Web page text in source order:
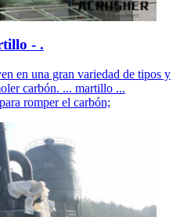
- .
en una gran variedad de tipos y
carbón. ... martillo ...
romper el carbón;